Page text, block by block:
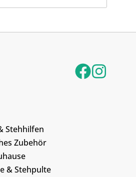
Stehhilfen
Zubehör
& Stehpulte